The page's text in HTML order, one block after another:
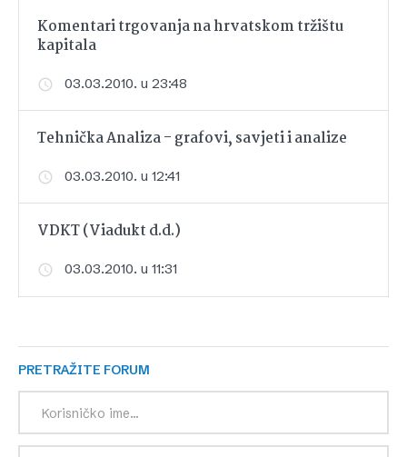
Komentari trgovanja na hrvatskom tržištu
kapitala
03.03.2010. u 23:48
Tehnička Analiza - grafovi, savjeti i analize
03.03.2010. u 12:41
VDKT (Viadukt d.d.)
03.03.2010. u 11:31
PRETRAŽITE FORUM